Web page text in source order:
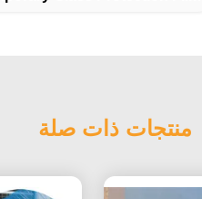
منتجات ذات صلة